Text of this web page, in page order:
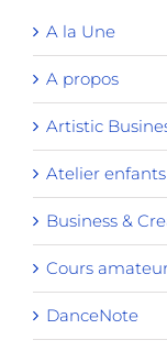
A la Une
A propos
Artistic
Atelier enfants
Business &
Cours
DanceNote